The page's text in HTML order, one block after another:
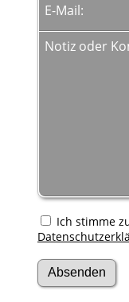
E-Mail:
Notiz oder
Ich stimme